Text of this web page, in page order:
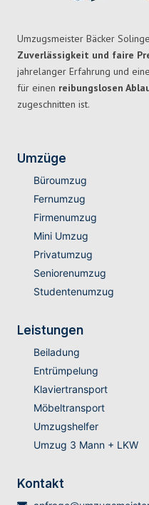
Umzugsmeister Bäcker
Zuverlässigkeit und faire
jahrelanger Erfahrung und
für einen reibungslosen
zugeschnitten ist.
Umzüge
Büroumzug
Fernumzug
Firmenumzug
Mini Umzug
Privatumzug
Seniorenumzug
Studentenumzug
Leistungen
Beiladung
Entrümpelung
Klaviertransport
Möbeltransport
Umzugshelfer
Umzug 3 Mann + LKW
Kontakt